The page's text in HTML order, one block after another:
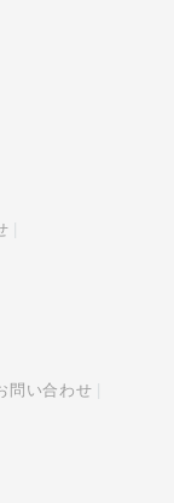
問い合わせ